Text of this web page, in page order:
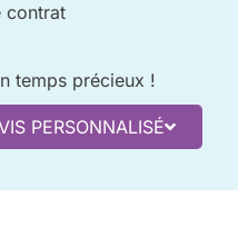
contrat
temps précieux !
PERSONNALISÉ